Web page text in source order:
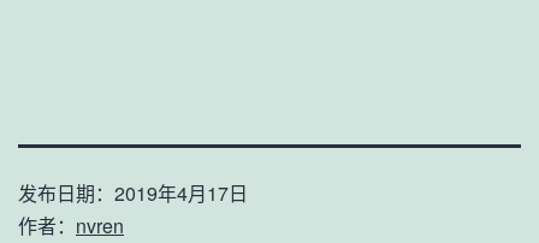
发布日期： 2019年4月17日
作者： nvren